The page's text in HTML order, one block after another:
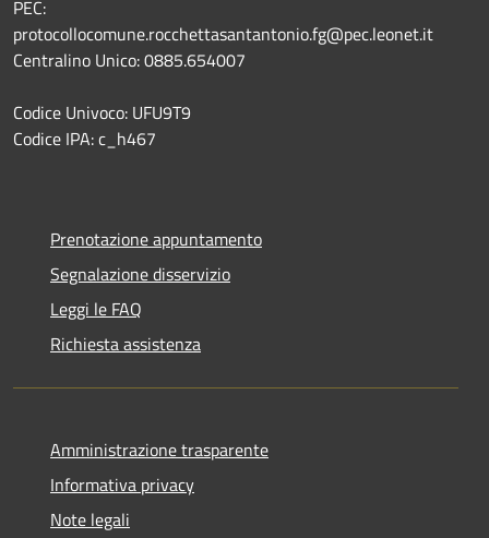
PEC:
protocollocomune.rocchettasantantonio.fg@pec.leonet.it
Centralino Unico: 0885.654007
Codice Univoco: UFU9T9
Codice IPA: c_h467
Prenotazione appuntamento
Segnalazione disservizio
Leggi le FAQ
Richiesta assistenza
Amministrazione trasparente
Informativa privacy
Note legali